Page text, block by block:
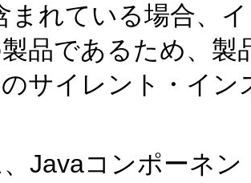
まれている場合、
品であるため、
サイレント・イ
Javaコンポーネ